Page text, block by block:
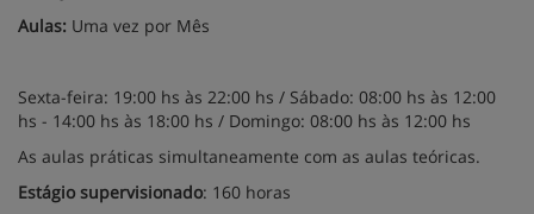
Aulas: Uma vez por Mês
Sexta-feira: 19:00 hs às 22:00 hs / Sábado: 08:00 hs às 12:00
hs - 14:00 hs às 18:00 hs / Domingo: 08:00 hs às 12:00 hs
As aulas práticas simultaneamente com as aulas teóricas.
Estágio supervisionado: 160 horas